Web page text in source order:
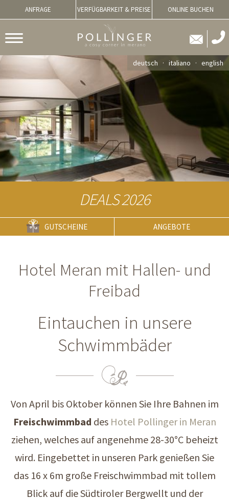
ANFRAGE VERFÜGBARKEIT & PREISE ONLINE BUCHEN
deutsch italiano english
DEALS 2026
GUTSCHEINE ANGEBOTE
Hotel Meran mit Hallen- und
Freibad
Eintauchen in unsere
Schwimmbäder
Von April bis Oktober können Sie Ihre Bahnen im
Freischwimmbad des Hotel Pollinger in Meran
ziehen, welches auf angenehme 28-30°C beheizt
wird. Eingebettet in unseren Park genießen Sie
das 16 x 6m große Freischwimmbad mit tollem
Blick auf die Südtiroler Bergwellt und der